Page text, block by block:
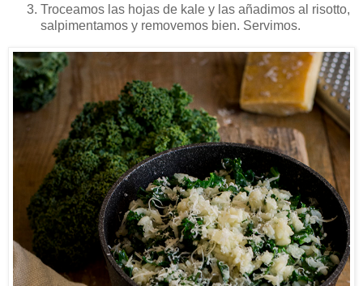
Troceamos las hojas de kale y las añadimos al risotto,
salpimentamos y removemos bien. Servimos.